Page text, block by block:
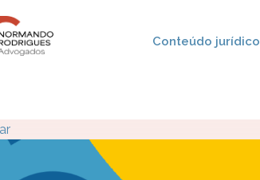
Conteúdo jurídico